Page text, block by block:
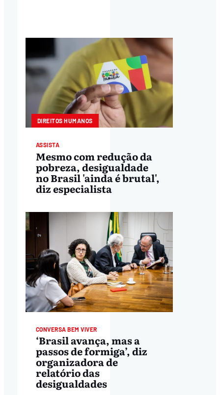
DIREITOS HUMANOS
ASSISTA
Mesmo com redução da
pobreza, desigualdade
no Brasil 'ainda é brutal',
diz especialista
CONVERSA BEM VIVER
‘Brasil avança, mas a
passos de formiga’, diz
organizadora de
relatório das
desigualdades